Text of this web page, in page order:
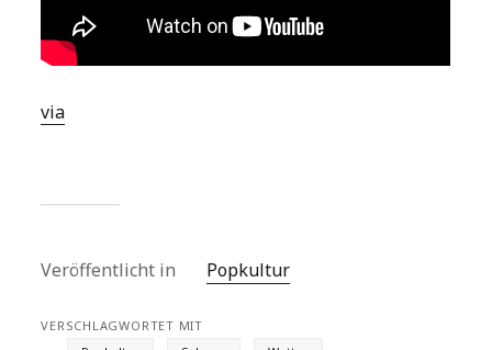
via
Veröffentlicht in Popkultur
VERSCHLAGWORTET MIT